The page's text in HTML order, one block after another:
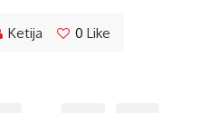
Ketija 0 Like